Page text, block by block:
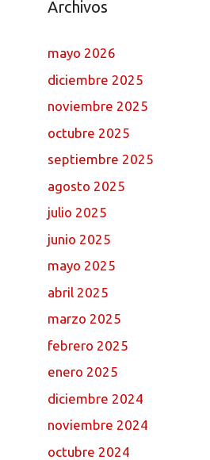
Archivos
mayo 2026
diciembre 2025
noviembre 2025
octubre 2025
septiembre 2025
agosto 2025
julio 2025
junio 2025
mayo 2025
abril 2025
marzo 2025
febrero 2025
enero 2025
diciembre 2024
noviembre 2024
octubre 2024